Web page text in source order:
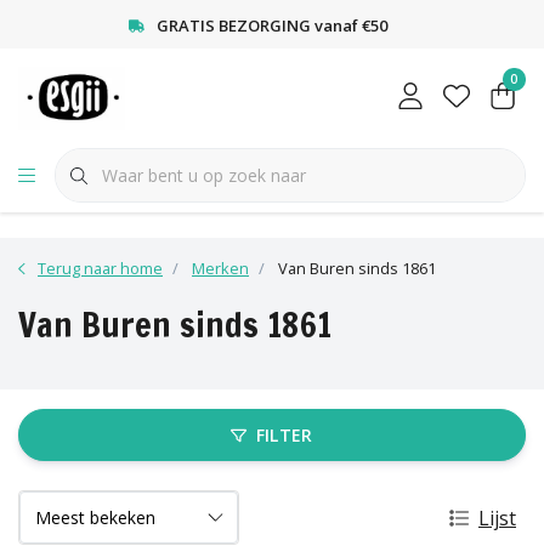
GRATIS BEZORGING vanaf €50
0
Terug naar home Merken Van Buren sinds 1861
Van Buren sinds 1861
FILTER
Lijst